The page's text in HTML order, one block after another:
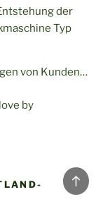
Back
to
der
Typ
von Kunden…
by